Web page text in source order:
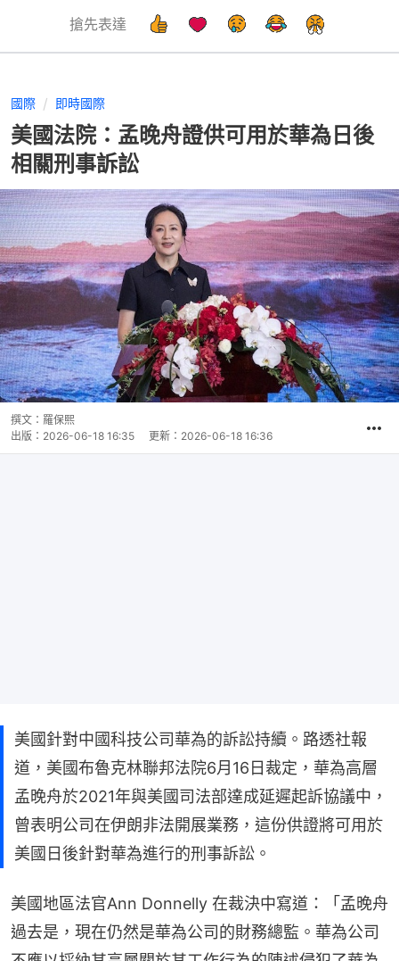
搶先表達
國際 即時國際
美國法院：孟晚舟證供可用於華為日後
相關刑事訴訟
撰文： 羅保熙
出版： 2026-06-18 16:35 更新： 2026-06-18 16:36
美國針對中國科技公司華為的訴訟持續。路透社報
道，美國布魯克林聯邦法院6月16日裁定，華為高層
孟晚舟於2021年與美國司法部達成延遲起訴協議中，
曾表明公司在伊朗非法開展業務，這份供證將可用於
美國日後針對華為進行的刑事訴訟。
美國地區法官Ann ⁠Donnelly 在裁決中寫道：「孟晚舟
過去是，現在仍然是華為公司的財務總監。華為公司